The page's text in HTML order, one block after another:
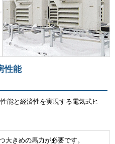
性能
能と経済性を実現する電気式ヒ
大きめの馬力が必要です。